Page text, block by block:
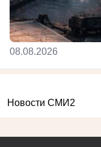
08.08.2026
Новости СМИ2